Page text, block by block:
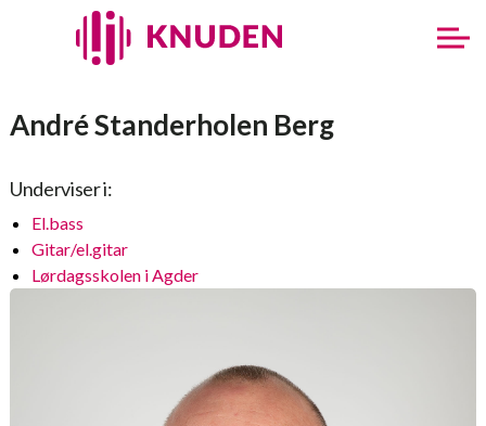
André Standerholen Berg
Underviser i:
El.bass
Gitar/el.gitar
Lørdagsskolen i Agder